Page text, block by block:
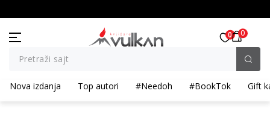
Pretraži sajt
0 0
Nova izdanja Top autori #Needoh #BookTok Gift